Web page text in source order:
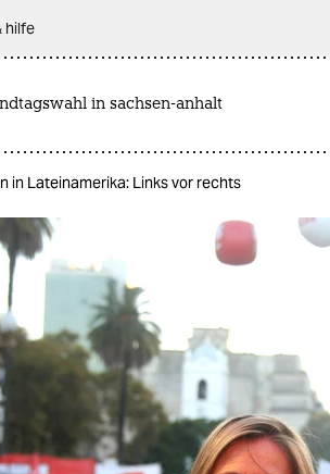
hilfe
in sachsen-anhalt
in Lateinamerika: Links vor rechts